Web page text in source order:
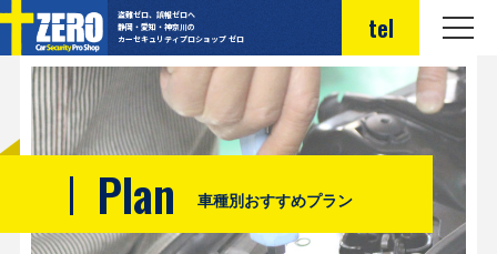
盗難ゼロ、誤報ゼロへ
静岡・愛知・神奈川の
カーセキュリティプロショップ ゼロ
tel
Plan 車種別おすすめプラン